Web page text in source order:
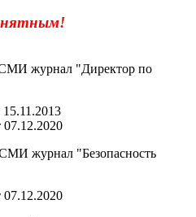
СМИ журнал "Директор по
журнал "Безопасность